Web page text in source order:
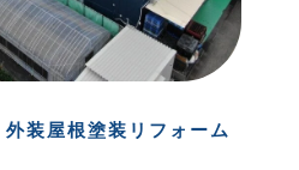
装屋根塗装リフォーム